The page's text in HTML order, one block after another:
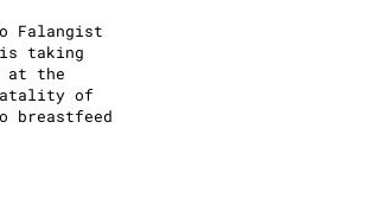
Falangist
is taking
at the
fatality of
breastfeed